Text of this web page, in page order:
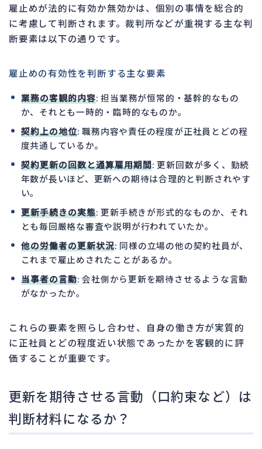
雇止めが法的に有効か無効かは、個別の事情を総合的
に考慮して判断されます。裁判所などが重視する主な判
断要素は以下の通りです。
雇止めの有効性を判断する主な要素
業務の客観的内容: 担当業務が恒常的・基幹的なもの
か、それとも一時的・臨時的なものか。
契約上の地位: 職務内容や責任の程度が正社員とどの程
度共通しているか。
契約更新の回数と通算雇用期間: 更新回数が多く、勤続
年数が長いほど、更新への期待は合理的と判断されやす
い。
更新手続きの実態: 更新手続きが形式的なものか、それ
とも毎回厳格な審査や説明が行われていたか。
他の労働者の更新状況: 同様の立場の他の契約社員が、
これまで雇止めされたことがあるか。
当事者の言動: 会社側から更新を期待させるような言動
がなかったか。
これらの要素を照らし合わせ、自身の働き方が実質的
に正社員とどの程度近い状態であったかを客観的に評
価することが重要です。
更新を期待させる言動（口約束など）は
判断材料になるか？